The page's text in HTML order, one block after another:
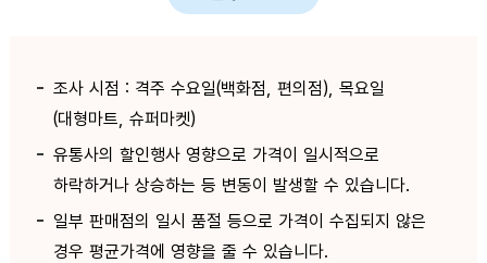
조사 시점 : 격주 수요일(백화점, 편의점), 목요일
(대형마트, 슈퍼마켓)
유통사의 할인행사 영향으로 가격이 일시적으로
하락하거나 상승하는 등 변동이 발생할 수 있습니다.
일부 판매점의 일시 품절 등으로 가격이 수집되지 않은
경우 평균가격에 영향을 줄 수 있습니다.